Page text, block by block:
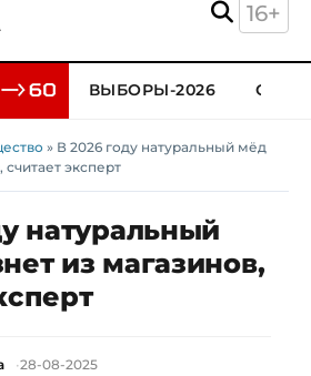
16+
ВЫБОРЫ-2026
» В 2026 году натуральный мёд
эксперт
натуральный
из магазинов,
28-08-2025